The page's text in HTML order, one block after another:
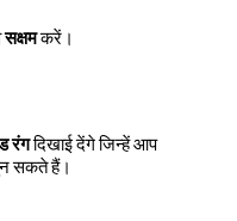
सक्षमकरें।
रंगदिखाई देंगे जिन्हें आप
सकते हैं।